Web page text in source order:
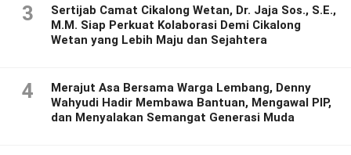
3
Sertijab Camat Cikalong Wetan, Dr. Jaja Sos., S.E.,
M.M. Siap Perkuat Kolaborasi Demi Cikalong
Wetan yang Lebih Maju dan Sejahtera
4
Merajut Asa Bersama Warga Lembang, Denny
Wahyudi Hadir Membawa Bantuan, Mengawal PIP,
dan Menyalakan Semangat Generasi Muda